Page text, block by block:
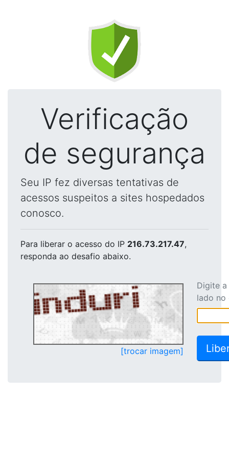
Verificação
de segurança
Seu IP fez diversas tentativas de
acessos suspeitos a sites hospedados
conosco.
Para liberar o acesso do IP 216.73.217.47,
responda ao desafio abaixo.
[trocar imagem]
Digite
lado no